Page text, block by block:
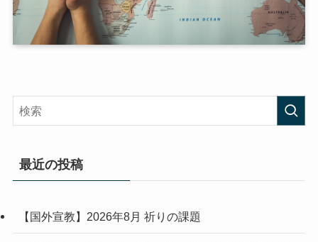
最近の投稿
【国外宣教】2026年8月 祈りの課題